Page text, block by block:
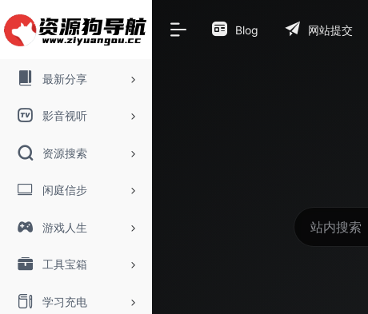
最新分享
影音视听
资源搜索
闲庭信步
游戏人生
工具宝箱
学习充电
Blog 网站提交